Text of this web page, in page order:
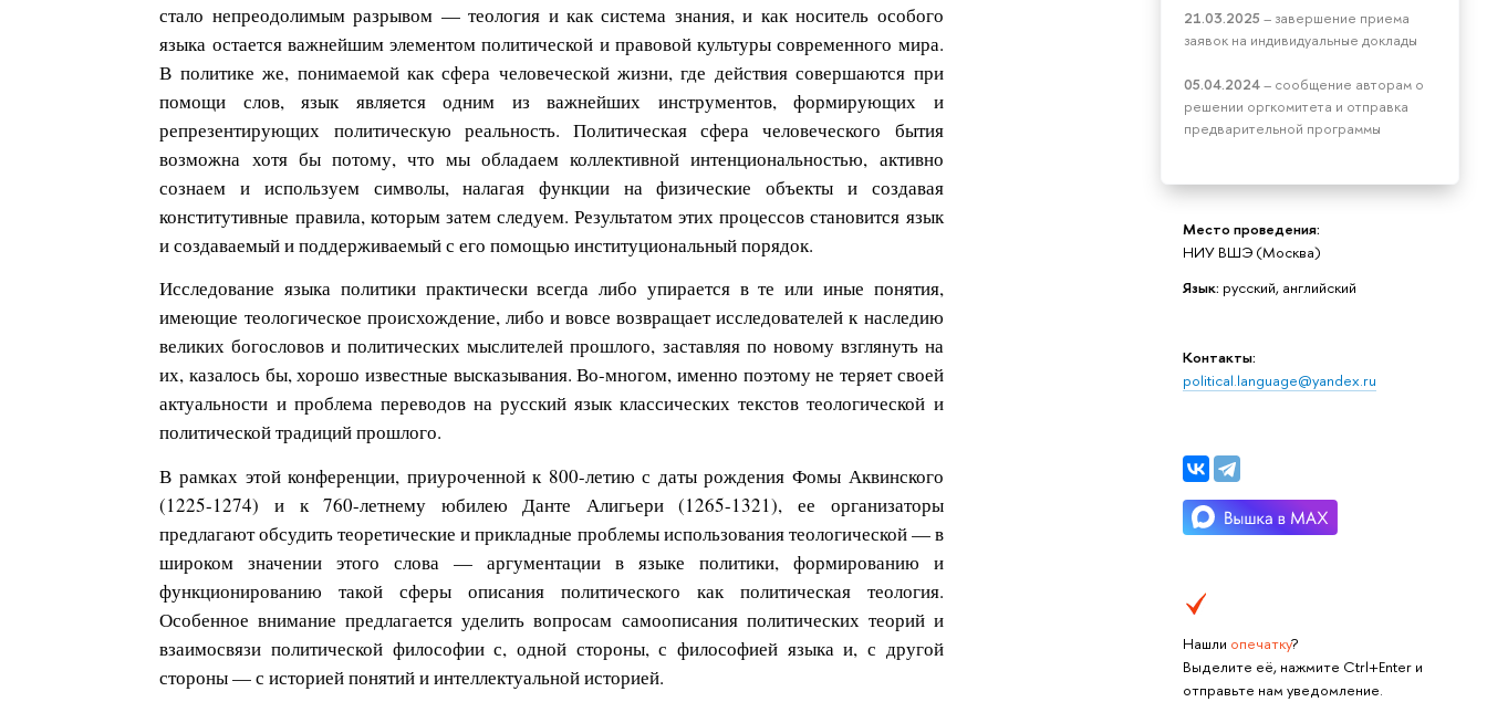
21.03.2025 – завершение приема
заявок на индивидуальные доклады
05.04.2024– сообщение авторам о
решении оргкомитета и отправка
предварительной программы
Место проведения:
НИУ ВШЭ (Москва)
Язык: русский, английский
Контакты:
political.language@yandex.ru
Нашли опечатку?
Выделите её, нажмите Ctrl+Enter и
отправьте нам уведомление.
стало непреодолимым разрывом — теология и как система знания, и как носитель особого
языка остается важнейшим элементом политической и правовой культуры современного мира.
В политике же, понимаемой как сфера человеческой жизни, где действия совершаются при
помощи слов, язык является одним из важнейших инструментов, формирующих и
репрезентирующих политическую реальность. Политическая сфера человеческого бытия
возможна хотя бы потому, что мы обладаем коллективной интенциональностью, активно
сознаем и используем символы, налагая функции на физические объекты и создавая
конститутивные правила, которым затем следуем. Результатом этих процессов становится язык
и создаваемый и поддерживаемый с его помощью институциональный порядок.
Исследование языка политики практически всегда либо упирается в те или иные понятия,
имеющие теологическое происхождение, либо и вовсе возвращает исследователей к наследию
великих богословов и политических мыслителей прошлого, заставляя по новому взглянуть на
их, казалось бы, хорошо известные высказывания. Во-многом, именно поэтому не теряет своей
актуальности и проблема переводов на русский язык классических текстов теологической и
политической традиций прошлого.
В рамках этой конференции, приуроченной к 800-летию с даты рождения Фомы Аквинского
(1225-1274) и к 760-летнему юбилею Данте Алигьери (1265-1321), ее организаторы
предлагают обсудить теоретические и прикладные проблемы использования теологической — в
широком значении этого слова — аргументации в языке политики, формированию и
функционированию такой сферы описания политического как политическая теология.
Особенное внимание предлагается уделить вопросам самоописания политических теорий и
взаимосвязи политической философии с, одной стороны, с философией языка и, с другой
стороны — с историей понятий и интеллектуальной историей.